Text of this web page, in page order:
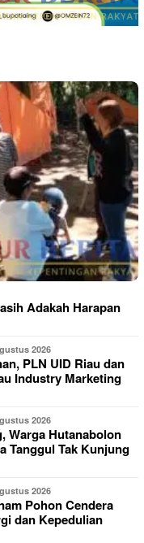
Adakah Harapan
2026
PLN UID Riau dan
Industry Marketing
2026
Warga Hutanabolon
Tanggul Tak Kunjung
2026
Pohon Cendera
dan Kepedulian